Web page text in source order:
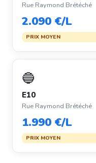
Rue Raymond Brétéché
2.090 €/L
PRIX MOYEN
🔵
E10
Rue Raymond Brétéché
1.990 €/L
PRIX MOYEN